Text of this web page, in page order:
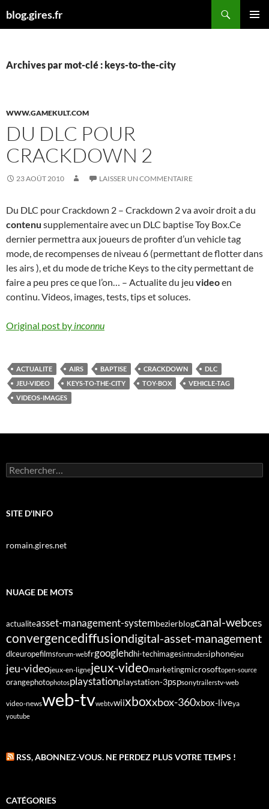
aublog.gires.fr
Archives par mot-clé : keys-to-the-city
WWW.GAMEKULT.COM
DU DLC POUR
CRACKDOWN 2
23 AOÛT 2010 LAISSER UN COMMENTAIRE
Du DLC pour Crackdown 2 – Crackdown 2 va avoir droit a du
contenu supplementaire avec un DLC baptise Toy Box.Ce
dernier permettra aux joueurs de profiter d’un vehicle tag
mode, de recompenses de niveau 6 (permettant de flotter dans
les airs ), et du mode de triche Keys to the city permettant de
faire a peu pres ce que l’on… – Actualite du jeu videoen
continu. Videos, images, tests, tips et soluces.
Original post by inconnu
ACTUALITE AIRS BAPTISE CRACKDOWN
DLC
JEU-VIDEO
KEYS-TO-THE-CITY TOY-BOX
VEHICLE-TAG
VIDEOS-IMAGES
Rechercher :
SITE D'INFO
romain.gires.net
NUAGE DE MOTS
actualiteasset-management-systembezierblogcanal-webces
convergencediffusiondigital-asset-management
dlceuropefilmsforum-webfrgooglehdhi-techimagesintrudersiphonejeu
jeu-videojeux-en-lignejeux-videomarketingmicrosoftopen-source
orangephotophotosplaystationplaystation-3pspsonytrailerstv-web
video-newsweb-tvwebtvwiixboxxbox-360xbox-liveya
youtube
RSS, ABONNEZ-VOUS. NE PERDEZ PLUS VOTRE TEMPS !
CATÉGORIES